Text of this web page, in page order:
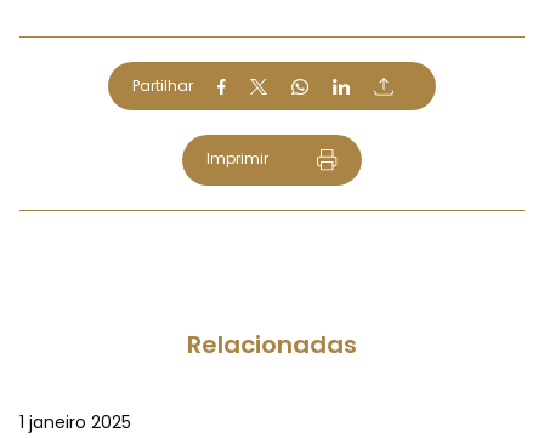
Partilhar
Imprimir
Relacionadas
1 janeiro 2025